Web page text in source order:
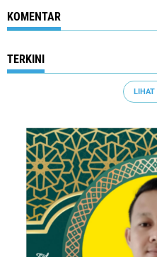
KOMENTAR
TERKINI
LIHAT